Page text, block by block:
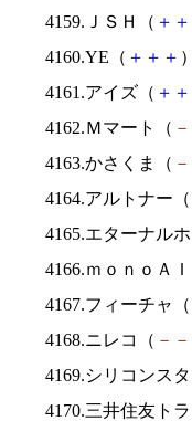
4159.ＪＳＨ（ ＋ ＋
4160.YE（ ＋ ＋ ＋
4161.アイズ（ ＋ ＋
4162.Ｍマート（ －
4163.かさくま（ －
4164.アルトナー（
4165.エターナル
4166.ｍｏｎｏＡ
4167.フィーチャ（
4168.ニレコ（ － －
4169.シリコンス
4170.三井住友ト